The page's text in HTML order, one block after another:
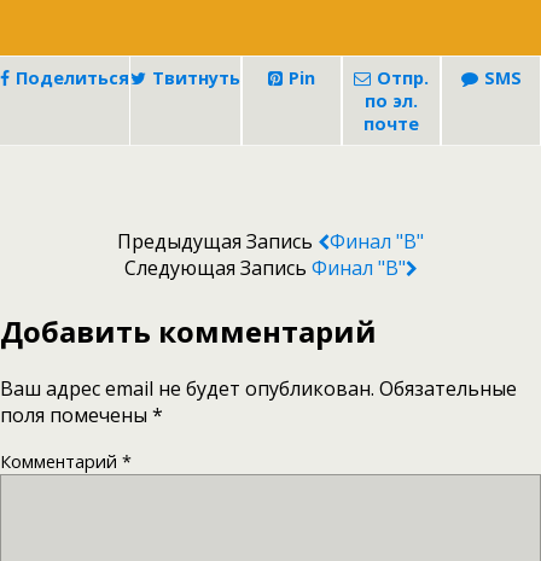
Поделиться Твитнуть Pin
Отпр.
по эл.
почте
SMS
Предыдущая Запись
Финал "В"
Следующая Запись Финал "В"
Добавить комментарий
Ваш адрес email не будет опубликован. Обязательные
поля помечены *
Комментарий *